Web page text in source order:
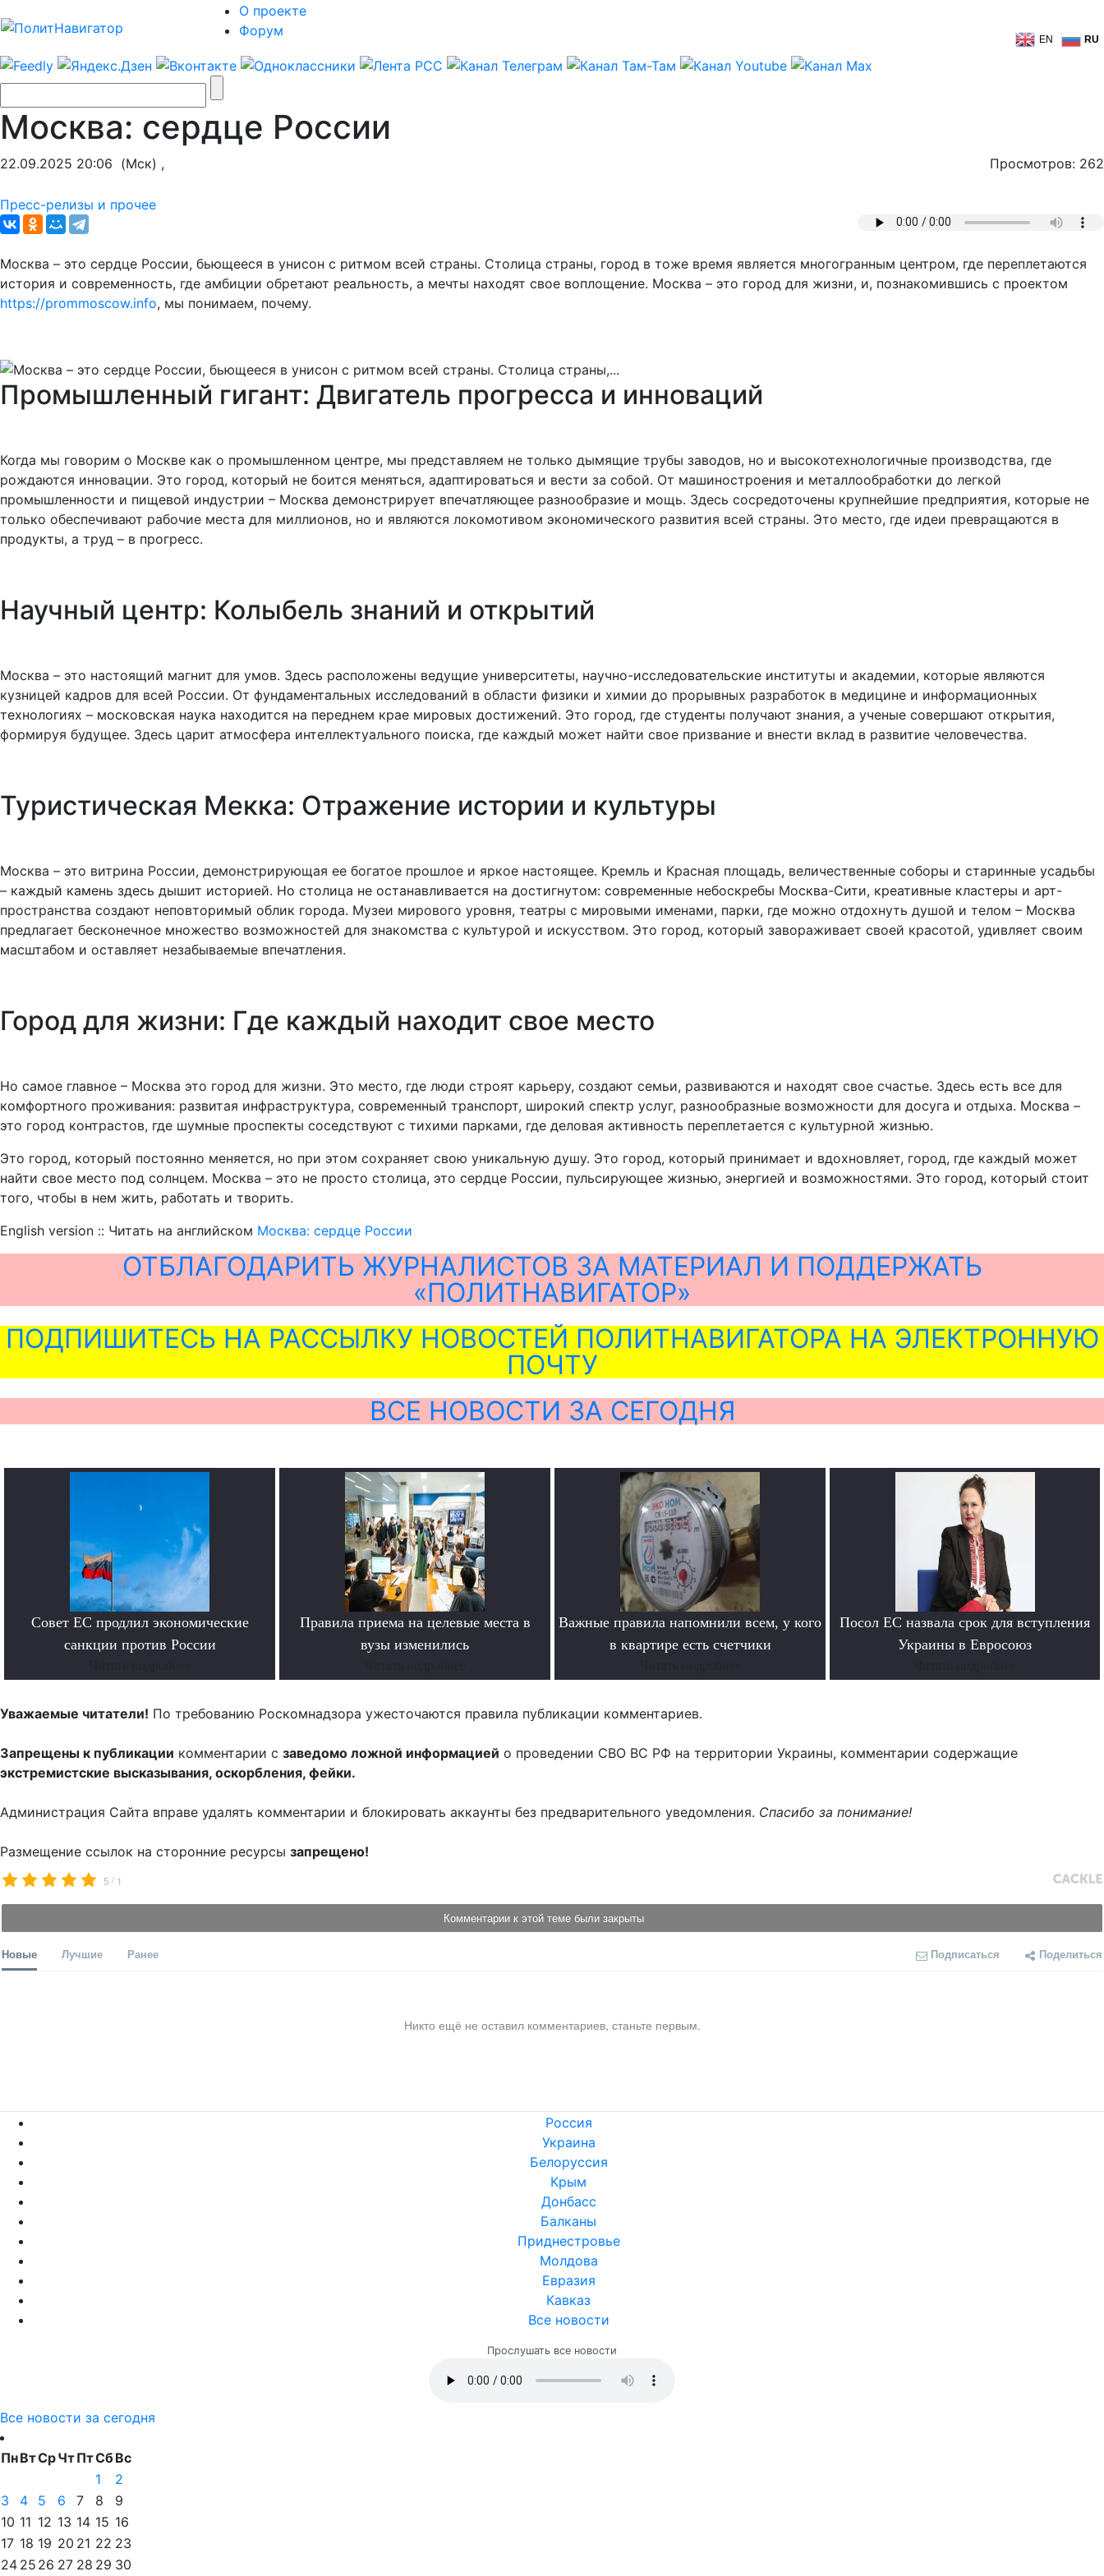
О проекте
Форум
EN RU
Москва: сердце России
22.09.2025 20:06 (Мск) , Просмотров: 262
Пресс-релизы и прочее
Москва – это сердце России, бьющееся в унисон с ритмом всей страны. Столица страны, город в тоже время является многогранным центром, где переплетаются
история и современность, где амбиции обретают реальность, а мечты находят свое воплощение. Москва – это город для жизни, и, познакомившись с проектом
https://prommoscow.info, мы понимаем, почему.
Промышленный гигант: Двигатель прогресса и инноваций
Когда мы говорим о Москве как о промышленном центре, мы представляем не только дымящие трубы заводов, но и высокотехнологичные производства, где
рождаются инновации. Это город, который не боится меняться, адаптироваться и вести за собой. От машиностроения и металлообработки до легкой
промышленности и пищевой индустрии – Москва демонстрирует впечатляющее разнообразие и мощь. Здесь сосредоточены крупнейшие предприятия, которые не
только обеспечивают рабочие места для миллионов, но и являются локомотивом экономического развития всей страны. Это место, где идеи превращаются в
продукты, а труд – в прогресс.
Научный центр: Колыбель знаний и открытий
Москва – это настоящий магнит для умов. Здесь расположены ведущие университеты, научно-исследовательские институты и академии, которые являются
кузницей кадров для всей России. От фундаментальных исследований в области физики и химии до прорывных разработок в медицине и информационных
технологиях – московская наука находится на переднем крае мировых достижений. Это город, где студенты получают знания, а ученые совершают открытия,
формируя будущее. Здесь царит атмосфера интеллектуального поиска, где каждый может найти свое призвание и внести вклад в развитие человечества.
Туристическая Мекка: Отражение истории и культуры
Москва – это витрина России, демонстрирующая ее богатое прошлое и яркое настоящее. Кремль и Красная площадь, величественные соборы и старинные усадьбы
– каждый камень здесь дышит историей. Но столица не останавливается на достигнутом: современные небоскребы Москва-Сити, креативные кластеры и арт-
пространства создают неповторимый облик города. Музеи мирового уровня, театры с мировыми именами, парки, где можно отдохнуть душой и телом – Москва
предлагает бесконечное множество возможностей для знакомства с культурой и искусством. Это город, который завораживает своей красотой, удивляет своим
масштабом и оставляет незабываемые впечатления.
Город для жизни: Где каждый находит свое место
Но самое главное – Москва это город для жизни. Это место, где люди строят карьеру, создают семьи, развиваются и находят свое счастье. Здесь есть все для
комфортного проживания: развитая инфраструктура, современный транспорт, широкий спектр услуг, разнообразные возможности для досуга и отдыха. Москва –
это город контрастов, где шумные проспекты соседствуют с тихими парками, где деловая активность переплетается с культурной жизнью.
Это город, который постоянно меняется, но при этом сохраняет свою уникальную душу. Это город, который принимает и вдохновляет, город, где каждый может
найти свое место под солнцем. Москва – это не просто столица, это сердце России, пульсирующее жизнью, энергией и возможностями. Это город, который стоит
того, чтобы в нем жить, работать и творить.
English version :: Читать на английском Москва: сердце России
ОТБЛАГОДАРИТЬ ЖУРНАЛИСТОВ ЗА МАТЕРИАЛ И ПОДДЕРЖАТЬ
«ПОЛИТНАВИГАТОР»
ПОДПИШИТЕСЬ НА РАССЫЛКУ НОВОСТЕЙ ПОЛИТНАВИГАТОРА НА ЭЛЕКТРОННУЮ
ПОЧТУ
ВСЕ НОВОСТИ ЗА СЕГОДНЯ
Совет ЕС продлил экономические
санкции против России
Правила приема на целевые места в
вузы изменились
Важные правила напомнили всем, у кого
в квартире есть счетчики
Посол ЕС назвала срок для вступления
Украины в Евросоюз
Уважаемые читатели! По требованию Роскомнадзора ужесточаются правила публикации комментариев.
Запрещены к публикации комментарии с заведомо ложной информацией о проведении СВО ВС РФ на территории Украины, комментарии содержащие
экстремистские высказывания, оскорбления, фейки.
Администрация Сайта вправе удалять комментарии и блокировать аккаунты без предварительного уведомления. Спасибо за понимание!
Размещение ссылок на сторонние ресурсы запрещено!
5 / 1
Комментарии к этой теме были закрыты
Новые Лучшие Ранее Подписаться Поделиться
Никто ещё не оставил комментариев, станьте первым.
Россия
Украина
Белоруссия
Крым
Донбасс
Балканы
Приднестровье
Молдова
Евразия
Кавказ
Все новости
Прослушать все новости
Все новости за сегодня
ПнВтСрЧтПтСбВс
1
2
3
4 5 6 7 8
9
10 11 12 13 14 15 16
17 18 19 20 21 22 23
24 25 26 27 28 29 30